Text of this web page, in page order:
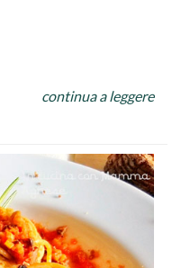
Tosta i pinoli e tritali.
sulla confezione,
appena preparato
continua a leggere